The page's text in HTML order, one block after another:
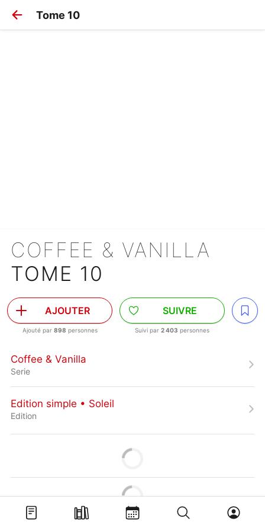
Tome 10
COFFEE & VANILLA
TOME 10
AJOUTER
Ajouté par 898 personnes
SUIVRE
Suivi par 2 403 personnes
Coffee & Vanilla
Serie
Edition simple • Soleil
Edition